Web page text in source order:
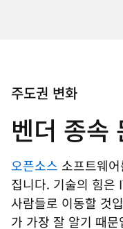
주도권 변화
벤더 종속
오픈소스 소프트웨
집니다. 기술의 힘은
사람들로 이동할 것
가 가장 잘 알기 때문